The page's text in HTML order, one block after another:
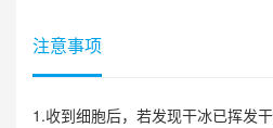
注意事项
1.收到细胞后，若发现干冰已挥发